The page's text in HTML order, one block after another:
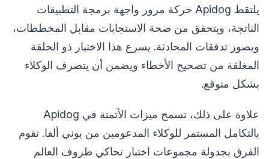
يلتقط Apidog حركة مرور واجهة برمجة التطبيقات
الناتجة، ويتحقق من صحة الاستجابات مقابل المخططات،
ويصور تدفقات المحادثة. يسرع هذا الاختبار ذو الحلقة
المغلقة من تصحيح الأخطاء ويضمن أن يتصرف الوكلاء
بشكل متوقع.
علاوة على ذلك، تسمح ميزات الأتمتة في Apidog
بالتكامل المستمر للوكلاء المدعومين من بوني ألفا. تقوم
الفرق بجدولة مجموعات اختبار تحاكي ظروف العالم